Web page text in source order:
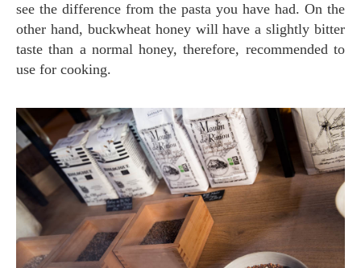
see the difference from the pasta you have had. On the
other hand, buckwheat honey will have a slightly bitter
taste than a normal honey, therefore, recommended to
use for cooking.